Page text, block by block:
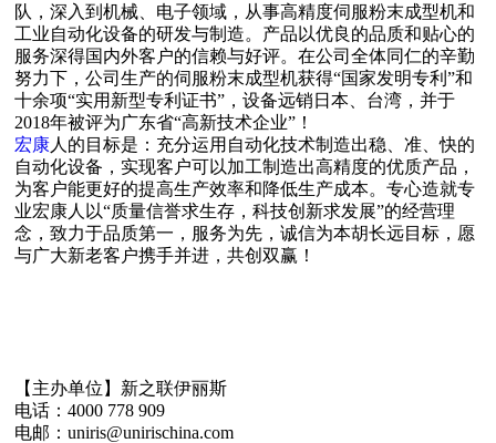
队，深入到机械、电子领域，从事高精度伺服粉末成型机和
工业自动化设备的研发与制造。产品以优良的品质和贴心的
服务深得国内外客户的信赖与好评。在公司全体同仁的辛勤
努力下，公司生产的伺服粉末成型机获得“国家发明专利”和
十余项“实用新型专利证书”，设备远销日本、台湾，并于
2018年被评为广东省“高新技术企业”！
宏康人的目标是：充分运用自动化技术制造出稳、准、快的
自动化设备，实现客户可以加工制造出高精度的优质产品，
为客户能更好的提高生产效率和降低生产成本。专心造就专
业宏康人以“质量信誉求生存，科技创新求发展”的经营理
念，致力于品质第一，服务为先，诚信为本胡长远目标，愿
与广大新老客户携手并进，共创双赢！
【主办单位】新之联伊丽斯
电话：4000 778 909
电邮：uniris@unirischina.com